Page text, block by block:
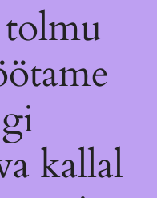
kallal